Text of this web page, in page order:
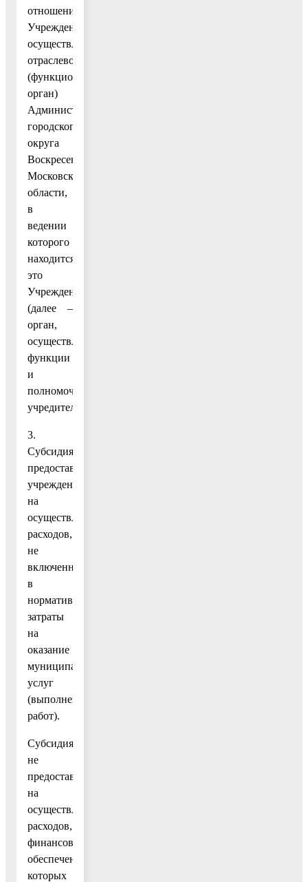
отношении
Учреждений
осуществляет
отраслевой
(функциональный
орган)
Администрации
городского
округа
Воскресенск
Московской
области,
в
ведении
которого
находится
это
Учреждение
(далее –
орган,
осуществляющий
функции
и
полномочия
учредителя).
3.
Субсидия
предоставляется
учреждениям
на
осуществление
расходов,
не
включенных
в
нормативные
затраты
на
оказание
муниципальных
услуг
(выполнение
работ).
Субсидия
не
предоставляется
на
осуществление
расходов,
финансовое
обеспечение
которых